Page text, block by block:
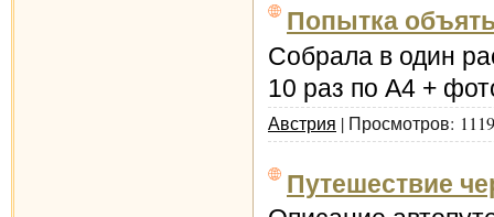
Попытка
Собрала в один
10 раз по А4 +
Австрия | Просмотров:
Путешествие